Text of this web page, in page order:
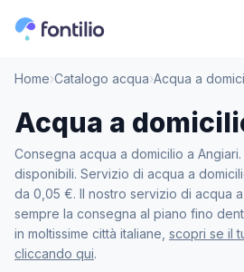
Home›Catalogo acqua›Acqua a
Acqua a
Consegna acqua a domicilio a Angiari.
disponibili. Servizio di acqua a
da 0,05 €. Il nostro servizio di acqua
sempre la consegna al piano fino
in moltissime città italiane, scopri se il
cliccando qui.